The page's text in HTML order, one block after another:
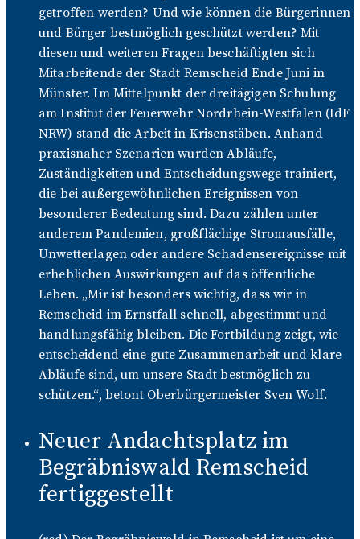
getroffen werden? Und wie können die Bürgerinnen
und Bürger bestmöglich geschützt werden? Mit
diesen und weiteren Fragen beschäftigten sich
Mitarbeitende der Stadt Remscheid Ende Juni in
Münster. Im Mittelpunkt der dreitägigen Schulung
am Institut der Feuerwehr Nordrhein-Westfalen (IdF
NRW) stand die Arbeit in Krisenstäben. Anhand
praxisnaher Szenarien wurden Abläufe,
Zuständigkeiten und Entscheidungswege trainiert,
die bei außergewöhnlichen Ereignissen von
besonderer Bedeutung sind. Dazu zählen unter
anderem Pandemien, großflächige Stromausfälle,
Unwetterlagen oder andere Schadensereignisse mit
erheblichen Auswirkungen auf das öffentliche
Leben. „Mir ist besonders wichtig, dass wir in
Remscheid im Ernstfall schnell, abgestimmt und
handlungsfähig bleiben. Die Fortbildung zeigt, wie
entscheidend eine gute Zusammenarbeit und klare
Abläufe sind, um unsere Stadt bestmöglich zu
schützen.“, betont Oberbürgermeister Sven Wolf.
Neuer Andachtsplatz im
Begräbniswald Remscheid
fertiggestellt